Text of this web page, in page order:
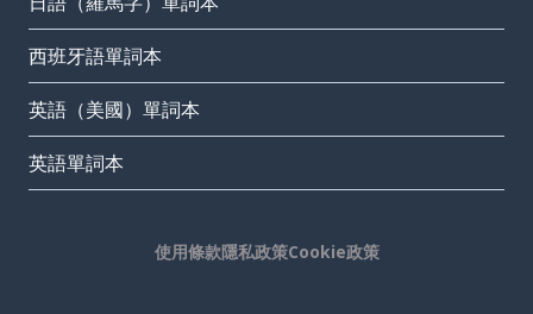
西班牙語單詞本
英語（美國）單詞本
英語單詞本
使用條款隱私政策Cookie政策